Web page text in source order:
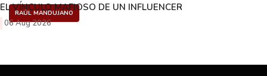
RAÚL MANDUJANO
EL VÍNCULO MAFIOSO DE UN INFLUENCER
06 Aug 2026